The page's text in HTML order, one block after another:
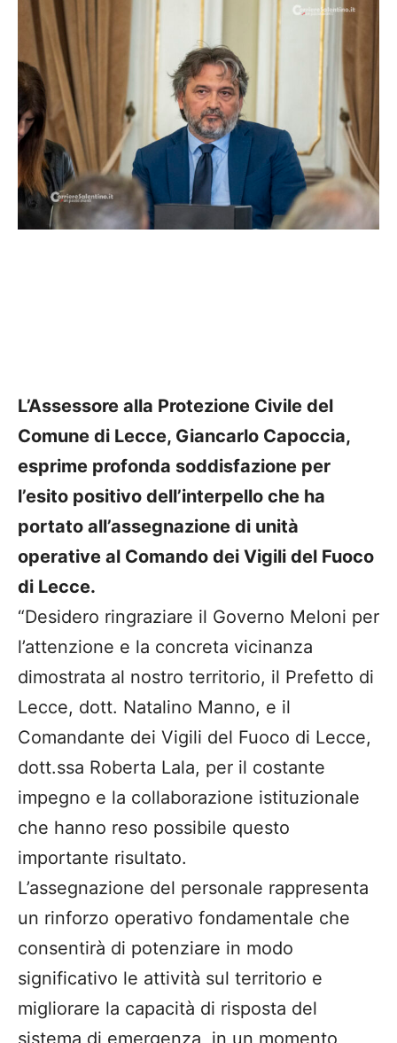
L’Assessore alla Protezione Civile del
Comune di Lecce, Giancarlo Capoccia,
esprime profonda soddisfazione per
l’esito positivo dell’interpello che ha
portato all’assegnazione di unità
operative al Comando dei Vigili del Fuoco
di Lecce.
“Desidero ringraziare il Governo Meloni per
l’attenzione e la concreta vicinanza
dimostrata al nostro territorio, il Prefetto di
Lecce, dott. Natalino Manno, e il
Comandante dei Vigili del Fuoco di Lecce,
dott.ssa Roberta Lala, per il costante
impegno e la collaborazione istituzionale
che hanno reso possibile questo
importante risultato.
L’assegnazione del personale rappresenta
un rinforzo operativo fondamentale che
consentirà di potenziare in modo
significativo le attività sul territorio e
migliorare la capacità di risposta del
sistema di emergenza, in un momento